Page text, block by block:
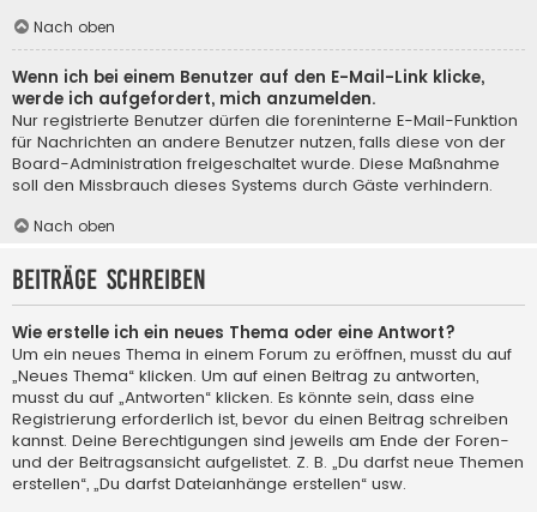
Nach oben
Wenn ich bei einem Benutzer auf den E-Mail-Link klicke,
werde ich aufgefordert, mich anzumelden.
Nur registrierte Benutzer dürfen die foreninterne E-Mail-Funktion
für Nachrichten an andere Benutzer nutzen, falls diese von der
Board-Administration freigeschaltet wurde. Diese Maßnahme
soll den Missbrauch dieses Systems durch Gäste verhindern.
Nach oben
Beiträge schreiben
Wie erstelle ich ein neues Thema oder eine Antwort?
Um ein neues Thema in einem Forum zu eröffnen, musst du auf
„Neues Thema“ klicken. Um auf einen Beitrag zu antworten,
musst du auf „Antworten“ klicken. Es könnte sein, dass eine
Registrierung erforderlich ist, bevor du einen Beitrag schreiben
kannst. Deine Berechtigungen sind jeweils am Ende der Foren-
und der Beitragsansicht aufgelistet. Z. B. „Du darfst neue Themen
erstellen“, „Du darfst Dateianhänge erstellen“ usw.